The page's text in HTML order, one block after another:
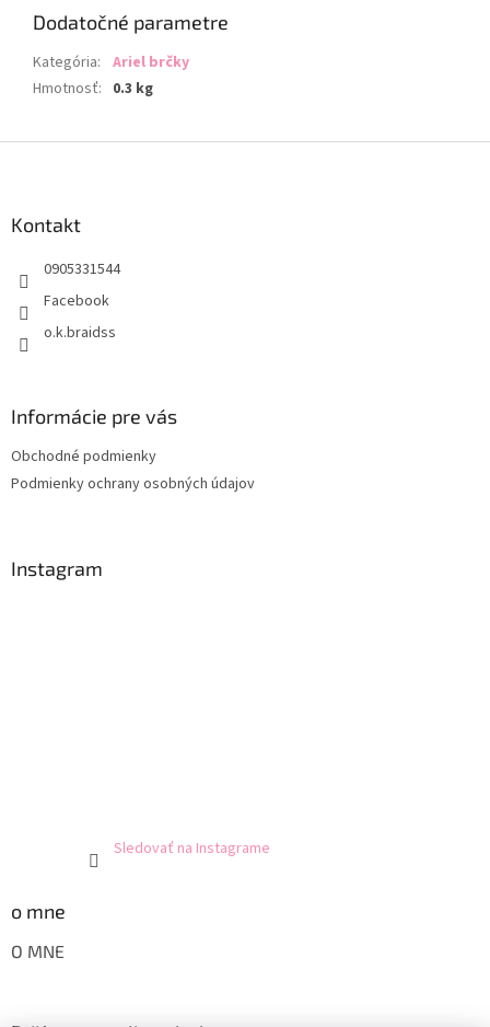
text
Dodatočné parametre
Kategória: Ariel brčky
Hmotnosť: 0.3 kg
Kontakt
0905331544
Facebook
o.k.braidss
Informácie pre vás
Obchodné podmienky
Podmienky ochrany osobných údajov
Instagram
Sledovať na Instagrame
o mne
O MNE